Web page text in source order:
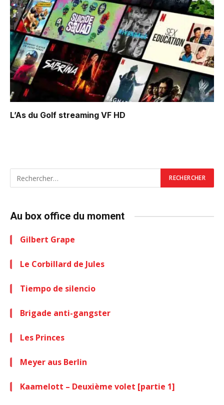
L’As du Golf streaming VF HD
Au box office du moment
Gilbert Grape
Le Corbillard de Jules
Tiempo de silencio
Brigade anti-gangster
Les Princes
Meyer aus Berlin
Kaamelott – Deuxième volet [partie 1]